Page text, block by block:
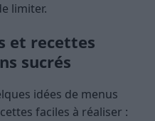
limiter.
et recettes
sucrés
idées de menus
faciles à réaliser :